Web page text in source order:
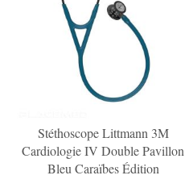
Stéthoscope Littmann 3M
Cardiologie IV Double Pavillon
Bleu Caraïbes Édition